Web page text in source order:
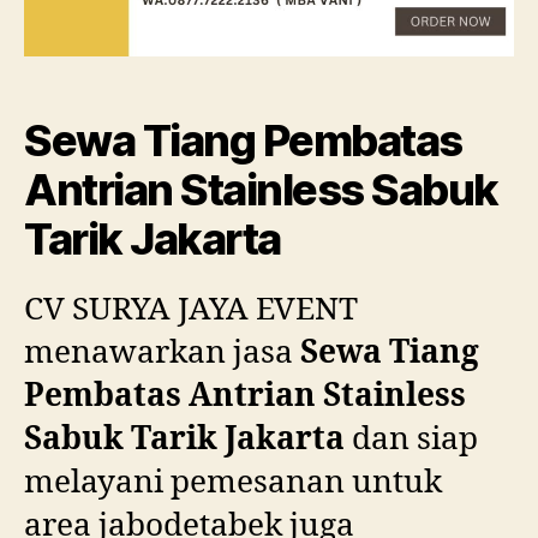
Sewa Tiang Pembatas
Antrian Stainless Sabuk
Tarik Jakarta
CV SURYA JAYA EVENT
menawarkan jasa Sewa Tiang
Pembatas Antrian Stainless
Sabuk Tarik Jakarta dan siap
melayani pemesanan untuk
area jabodetabek juga